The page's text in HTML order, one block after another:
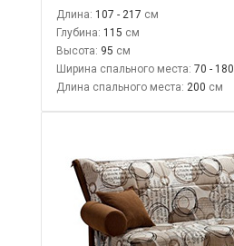
Длина: 107 - 217
Глубина: 115
Высота: 95
Ширина спального места: 70 - 180
Длина спального места: 200